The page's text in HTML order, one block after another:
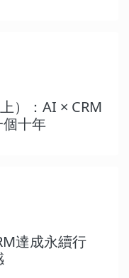
）：AI × CRM
十年
達成永續行